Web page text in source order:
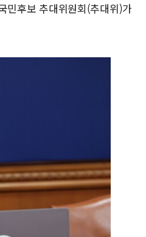
민후보 추대위원회(추대위)가